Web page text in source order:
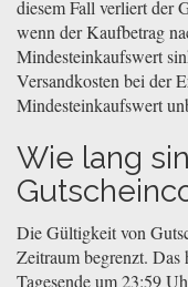
diesem Fall verliert der
wenn der Kaufbetrag
Mindesteinkaufswert
Versandkosten bei der
Mindesteinkaufswert
Wie lang
Die Gültigkeit von
Zeitraum begrenzt. Das
Tagesende um 23:59